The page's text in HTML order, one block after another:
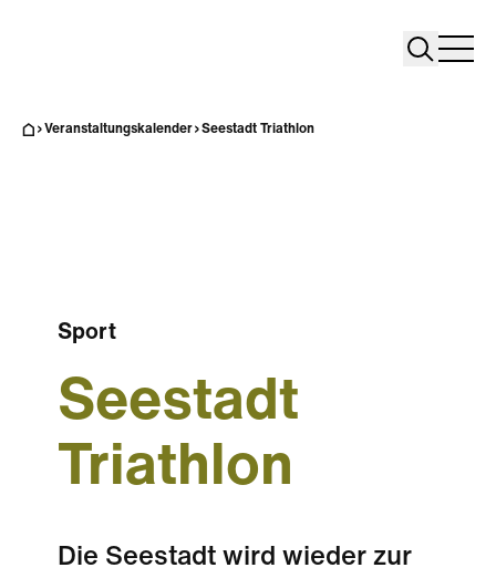
Search
Veranstaltungskalender Seestadt Triathlon
Sport
Seestadt
Triathlon
Die Seestadt wird wieder zur